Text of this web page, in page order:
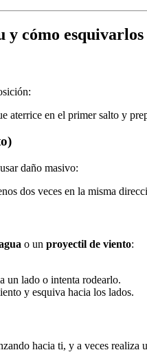
y cómo esquivarlos
aterrice en el primer salto y
daño masivo:
dos veces en la misma
o un proyectil de viento:
un lado o intenta rodearlo.
y esquiva hacia los lados.
hacia ti, y a veces realiza